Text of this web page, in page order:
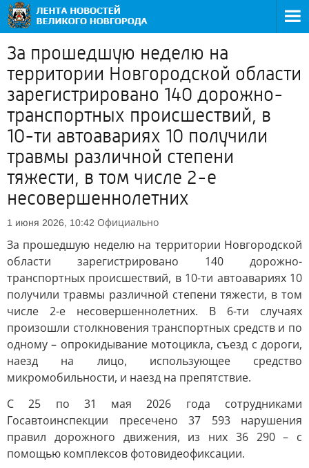
За прошедшую неделю на
территории Новгородской области
зарегистрировано 140 дорожно-
транспортных происшествий, в
10-ти автоавариях 10 получили
травмы различной степени
тяжести, в том числе 2-е
несовершеннолетних
1 июня 2026, 10:42 Официально
За прошедшую неделю на территории Новгородской
области зарегистрировано 140 дорожно-
транспортных происшествий, в 10-ти автоавариях 10
получили травмы различной степени тяжести, в том
числе 2-е несовершеннолетних. В 6-ти случаях
произошли столкновения транспортных средств и по
одному – опрокидывание мотоцикла, съезд с дороги,
наезд на лицо, использующее средство
микромобильности, и наезд на препятствие.
С 25 по 31 мая 2026 года сотрудниками
Госавтоинспекции пресечено 37 593 нарушения
правил дорожного движения, из них 36 290 – с
помощью комплексов фотовидеофиксации.